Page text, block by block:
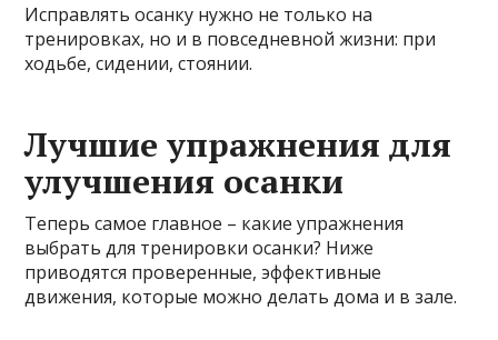
Исправлять осанку нужно не только на
тренировках, но и в повседневной жизни: при
ходьбе, сидении, стоянии.
Лучшие упражнения для
улучшения осанки
Теперь самое главное – какие упражнения
выбрать для тренировки осанки? Ниже
приводятся проверенные, эффективные
движения, которые можно делать дома и в зале.